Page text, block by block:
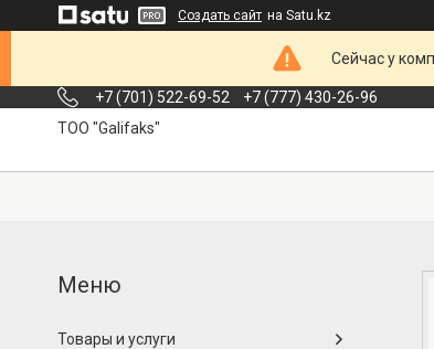
Создать сайт на Satu.kz
Сейчас у
+7 (701) 522-69-52
+7 (777) 430-26-96
ТОО "Galifaks"
Товары и услуги